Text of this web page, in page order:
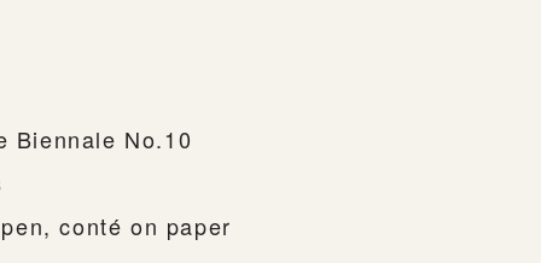
Biennale No.10
conté on paper